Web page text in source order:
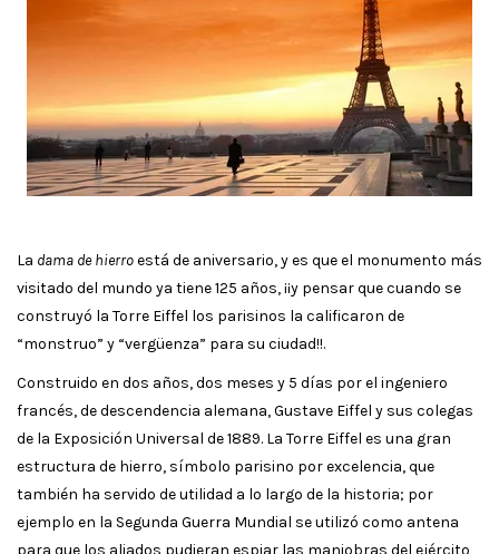
La dama de hierroestá de aniversario, y es que el monumento más
visitado del mundo ya tiene 125 años, ¡¡y pensar que cuando se
construyó la Torre Eiffel los parisinos la calificaron de
“monstruo” y “vergüenza” para su ciudad!!.
Construido en dos años, dos meses y 5 días por el ingeniero
francés, de descendencia alemana, Gustave Eiffel y sus colegas
de la Exposición Universal de 1889. La Torre Eiffel es una gran
estructura de hierro, símbolo parisino por excelencia, que
también ha servido de utilidad a lo largo de la historia; por
ejemplo en la Segunda Guerra Mundial se utilizó como antena
para que los aliados pudieran espiar las maniobras del ejército